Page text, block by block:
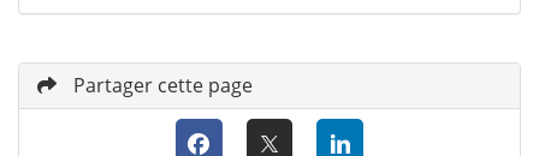
Partager cette page